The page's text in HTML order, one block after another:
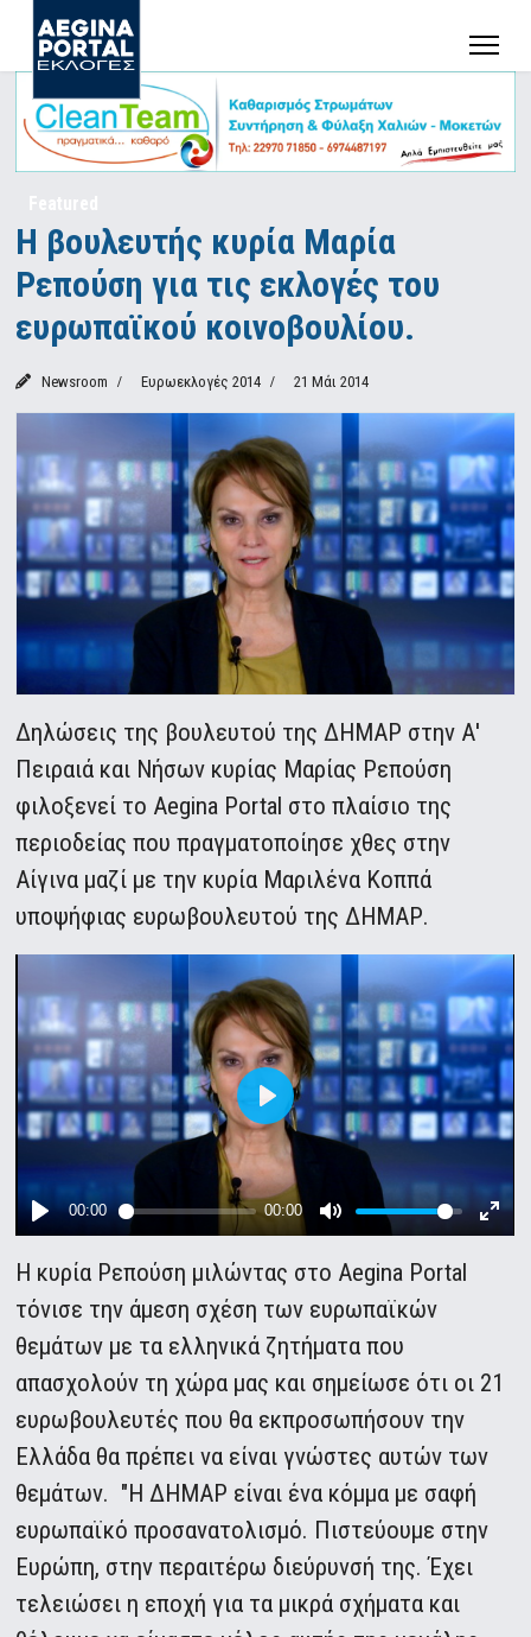
Η βουλευτής κυρία Μαρία
Ρεπούση για τις εκλογές του
ευρωπαϊκού κοινοβουλίου.
Newsroom Ευρωεκλογές 2014 21 Μάι 2014
Δηλώσεις της βουλευτού της ΔΗΜΑΡ στην Α'
Πειραιά και Νήσων κυρίας Μαρίας Ρεπούση
φιλοξενεί το Aegina Portal στο πλαίσιο της
περιοδείας που πραγματοποίησε χθες στην
Αίγινα μαζί με την κυρία Μαριλένα Κοππά
υποψήφιας ευρωβουλευτού της ΔΗΜΑΡ.
Η κυρία Ρεπούση μιλώντας στο Aegina Portal
τόνισε την άμεση σχέση των ευρωπαϊκών
θεμάτων με τα ελληνικά ζητήματα που
απασχολούν τη χώρα μας και σημείωσε ότι οι 21
ευρωβουλευτές που θα εκπροσωπήσουν την
Ελλάδα θα πρέπει να είναι γνώστες αυτών των
θεμάτων. "Η ΔΗΜΑΡ είναι ένα κόμμα με σαφή
ευρωπαϊκό προσανατολισμό. Πιστεύουμε στην
Ευρώπη, στην περαιτέρω διεύρυνσή της. Έχει
τελειώσει η εποχή για τα μικρά σχήματα και